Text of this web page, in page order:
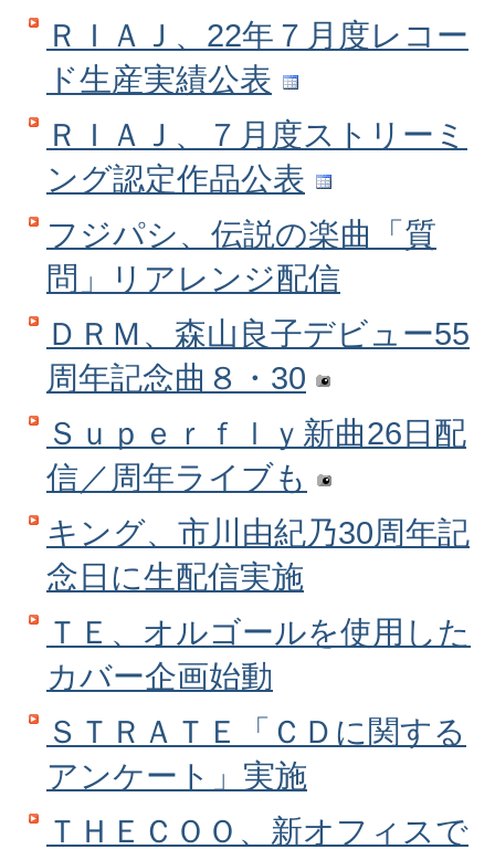
ＲＩＡＪ、22年７月度レコー
ド生産実績公表
ＲＩＡＪ、７月度ストリーミ
ング認定作品公表
フジパシ、伝説の楽曲「質
問」リアレンジ配信
ＤＲＭ、森山良子デビュー55
周年記念曲８・30
Ｓｕｐｅｒｆｌｙ新曲26日配
信／周年ライブも
キング、市川由紀乃30周年記
念日に生配信実施
ＴＥ、オルゴールを使用した
カバー企画始動
ＳＴＲＡＴＥ「ＣＤに関する
アンケート」実施
ＴＨＥＣＯＯ、新オフィスで